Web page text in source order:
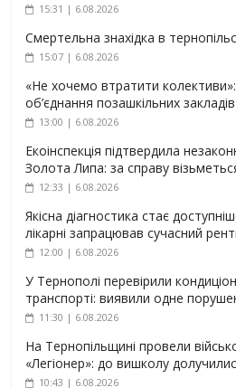
15:31 | 6.08.2026
Смертельна знахідка в
15:07 | 6.08.2026
«Не хочемо втратити
об’єднання позашкільних
13:00 | 6.08.2026
Екоінспекція підтвердила
Золота Липа: за справу
12:33 | 6.08.2026
Якісна діагностика стає
лікарні запрацював сучасний
12:00 | 6.08.2026
У Тернополі перевірили
транспорті: виявили одне
11:30 | 6.08.2026
На Тернопільщині провели
«Легіонер»: до вишколу
10:43 | 6.08.2026